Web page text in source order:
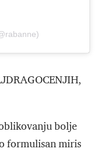
bolje
formulisan miris